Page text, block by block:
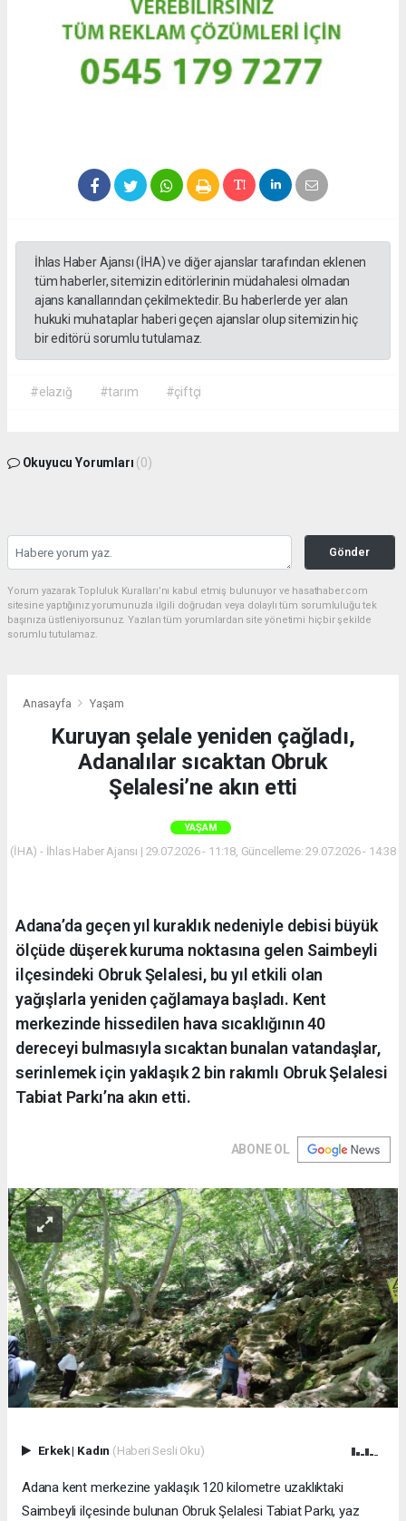
İhlas Haber Ajansı (İHA) ve diğer ajanslar tarafından eklenen
tüm haberler, sitemizin editörlerinin müdahalesi olmadan
ajans kanallarından çekilmektedir. Bu haberlerde yer alan
hukuki muhataplar haberi geçen ajanslar olup sitemizin hiç
bir editörü sorumlu tutulamaz.
#elazığ #tarım #çiftçi
Okuyucu Yorumları (0)
Gönder
Yorum yazarak Topluluk Kuralları’nı kabul etmiş bulunuyor ve hasathaber.com
sitesine yaptığınız yorumunuzla ilgili doğrudan veya dolaylı tüm sorumluluğu tek
başınıza üstleniyorsunuz. Yazılan tüm yorumlardan site yönetimi hiçbir şekilde
sorumlu tutulamaz.
Anasayfa Yaşam
Kuruyan şelale yeniden çağladı,
Adanalılar sıcaktan Obruk
Şelalesi’ne akın etti
YAŞAM
(İHA) - İhlas Haber Ajansı | 29.07.2026 - 11:18, Güncelleme: 29.07.2026 - 14:38
Adana’da geçen yıl kuraklık nedeniyle debisi büyük
ölçüde düşerek kuruma noktasına gelen Saimbeyli
ilçesindeki Obruk Şelalesi, bu yıl etkili olan
yağışlarla yeniden çağlamaya başladı. Kent
merkezinde hissedilen hava sıcaklığının 40
dereceyi bulmasıyla sıcaktan bunalan vatandaşlar,
serinlemek için yaklaşık 2 bin rakımlı Obruk Şelalesi
Tabiat Parkı’na akın etti.
ABONE OL
Erkek| Kadın (Haberi Sesli Oku)
Adana kent merkezine yaklaşık 120 kilometre uzaklıktaki
Saimbeyli ilçesinde bulunan Obruk Şelalesi Tabiat Parkı, yaz